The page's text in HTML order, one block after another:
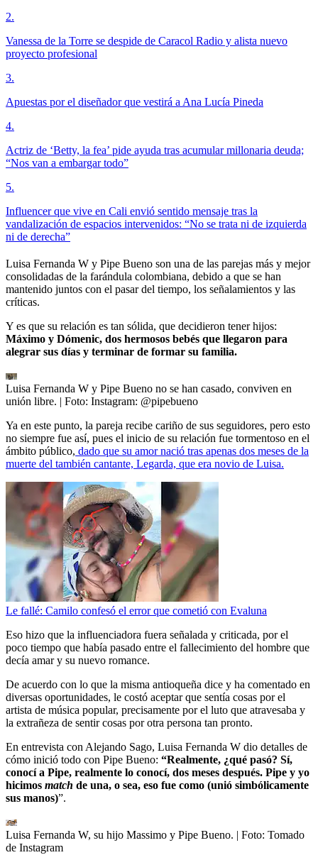
2.
Vanessa de la Torre se despide de Caracol Radio y alista nuevo
proyecto profesional
3.
Apuestas por el diseñador que vestirá a Ana Lucía Pineda
4.
Actriz de ‘Betty, la fea’ pide ayuda tras acumular millonaria deuda;
“Nos van a embargar todo”
5.
Influencer que vive en Cali envió sentido mensaje tras la
vandalización de espacios intervenidos: “No se trata ni de izquierda
ni de derecha”
Luisa Fernanda W y Pipe Bueno son una de las parejas más y mejor
consolidadas de la farándula colombiana, debido a que se han
mantenido juntos con el pasar del tiempo, los señalamientos y las
críticas.
Y es que su relación es tan sólida, que decidieron tener hijos:
Máximo y Dómenic, dos hermosos bebés que llegaron para
alegrar sus días y terminar de formar su familia.
Luisa Fernanda W y Pipe Bueno no se han casado, conviven en
unión libre. | Foto: Instagram: @pipebueno
Ya en este punto, la pareja recibe cariño de sus seguidores, pero esto
no siempre fue así, pues el inicio de su relación fue tormentoso en el
ámbito público, dado que su amor nació tras apenas dos meses de la
muerte del también cantante, Legarda, que era novio de Luisa.
Le fallé: Camilo confesó el error que cometió con Evaluna
Eso hizo que la influenciadora fuera señalada y criticada, por el
poco tiempo que había pasado entre el fallecimiento del hombre que
decía amar y su nuevo romance.
De acuerdo con lo que la misma antioqueña dice y ha comentado en
diversas oportunidades, le costó aceptar que sentía cosas por el
artista de música popular, precisamente por el luto que atravesaba y
la extrañeza de sentir cosas por otra persona tan pronto.
En entrevista con Alejando Sago, Luisa Fernanda W dio detalles de
cómo inició todo con Pipe Bueno: “Realmente, ¿qué pasó? Sí,
conocí a Pipe, realmente lo conocí, dos meses después. Pipe y yo
hicimos match de una, o sea, eso fue como (unió simbólicamente
sus manos)”.
Luisa Fernanda W, su hijo Massimo y Pipe Bueno. | Foto: Tomado
de Instagram